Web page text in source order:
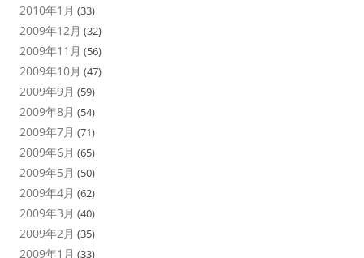
2010年1月 (33)
2009年12月 (32)
2009年11月 (56)
2009年10月 (47)
2009年9月 (59)
2009年8月 (54)
2009年7月 (71)
2009年6月 (65)
2009年5月 (50)
2009年4月 (62)
2009年3月 (40)
2009年2月 (35)
2009年1月 (33)